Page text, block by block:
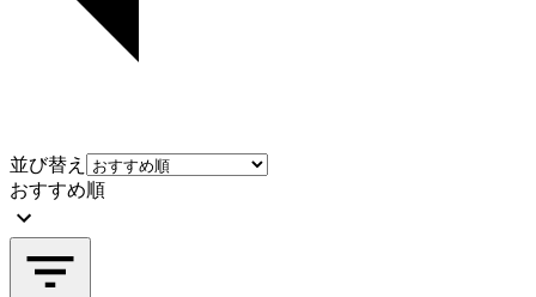
並び替え
おすすめ順